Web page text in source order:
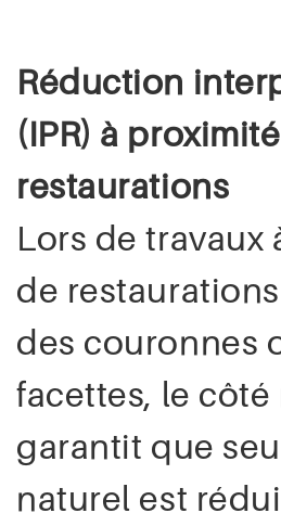
Réduction
(IPR) à
restaurations
Lors de travaux
de
des couronnes
facettes, le
garantit que
naturel est